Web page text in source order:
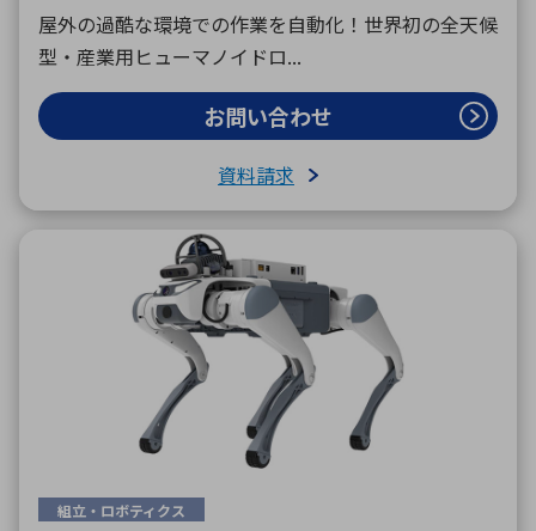
屋外の過酷な環境での作業を自動化！世界初の全天候
型・産業用ヒューマノイドロ...
お問い合わせ
資料請求
組立・ロボティクス